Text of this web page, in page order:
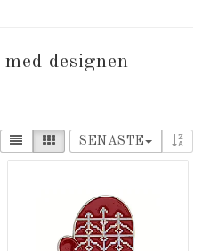
designen
SENASTE